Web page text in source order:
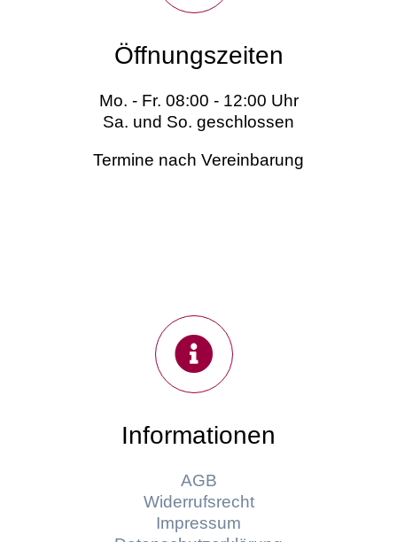
Öffnungszeiten
Mo. - Fr. 08:00 - 12:00 Uhr
Sa. und So. geschlossen
Termine nach Vereinbarung
Informationen
AGB
Widerrufsrecht
Impressum